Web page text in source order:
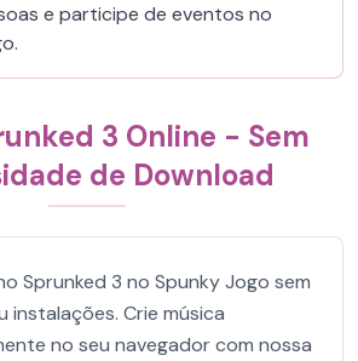
e participe de eventos no
3 Online - Sem
de Download
Sprunked 3 no Spunky Jogo sem
instalações. Crie música
no seu navegador com nossa